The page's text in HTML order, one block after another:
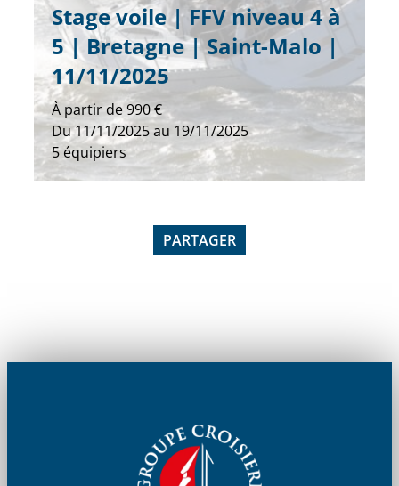
Stage voile | FFV niveau 4 à
5 | Bretagne | Saint-Malo |
11/11/2025
À partir de990 €
Du11/11/2025au 19/11/2025
5équipiers
PARTAGER